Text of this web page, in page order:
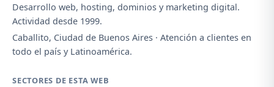
Desarrollo web, hosting, dominios y marketing digital.
Actividad desde 1999.
Caballito, Ciudad de Buenos Aires · Atención a clientes en
todo el país y Latinoamérica.
SECTORES DE ESTA WEB